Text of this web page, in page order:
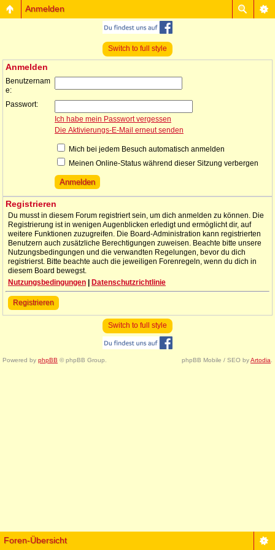
Anmelden
Switch to full style
Anmelden
Benutzernam
e:
Passwort:
Ich habe mein Passwort vergessen
Die Aktivierungs-E-Mail erneut senden
Mich bei jedem Besuch automatisch anmelden
Meinen Online-Status während dieser Sitzung verbergen
Registrieren
Du musst in diesem Forum registriert sein, um dich anmelden zu können. Die
Registrierung ist in wenigen Augenblicken erledigt und ermöglicht dir, auf
weitere Funktionen zuzugreifen. Die Board-Administration kann registrierten
Benutzern auch zusätzliche Berechtigungen zuweisen. Beachte bitte unsere
Nutzungsbedingungen und die verwandten Regelungen, bevor du dich
registrierst. Bitte beachte auch die jeweiligen Forenregeln, wenn du dich in
diesem Board bewegst.
Nutzungsbedingungen
Datenschutzrichtlinie
Registrieren
Switch to full style
Powered by phpBB © phpBB Group. phpBB Mobile / SEO byArtodia
Foren-Übersicht